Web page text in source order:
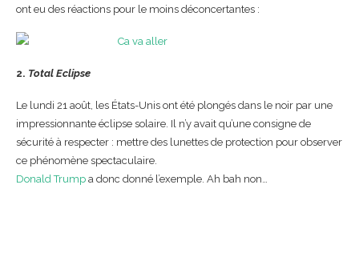
ont eu des réactions pour le moins déconcertantes :
2. Total Eclipse
Le lundi 21 août, les États-Unis ont été plongés dans le noir par une
impressionnante éclipse solaire. Il n’y avait qu’une consigne de
sécurité à respecter : mettre des lunettes de protection pour observer
ce phénomène spectaculaire.
Donald Trump a donc donné l’exemple. Ah bah non…